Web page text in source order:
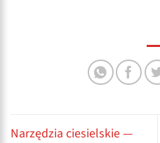
Narzędzia ciesielskie —